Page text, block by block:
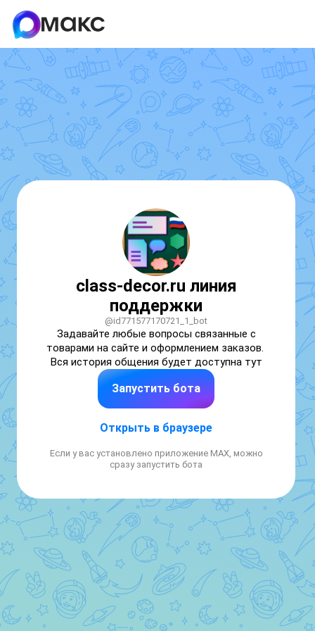
class-decor.ru линия
поддержки
@id771577170721_1_bot
Задавайте любые вопросы связанные с
товарами на сайте и оформлением заказов.
Вся история общения будет доступна тут
Запустить бота
Открыть в браузере
Если у вас установлено приложение MAX, можно
сразу запустить бота